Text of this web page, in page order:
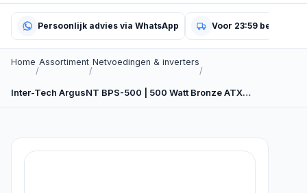
Persoonlijk advies via WhatsApp Voor 23:59 besteld,
Home
/
Assortiment
/
Netvoedingen & inverters
/
Inter-Tech ArgusNT BPS-500 | 500 Watt Bronze ATX…